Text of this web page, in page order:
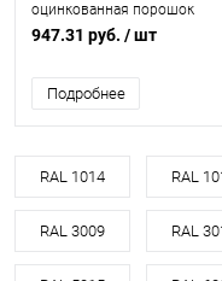
оцинкованная порошок
ф200х1250мм RAL 3007
947.31 руб. / шт
Подробнее
RAL 1014 RAL
RAL 3009 RAL